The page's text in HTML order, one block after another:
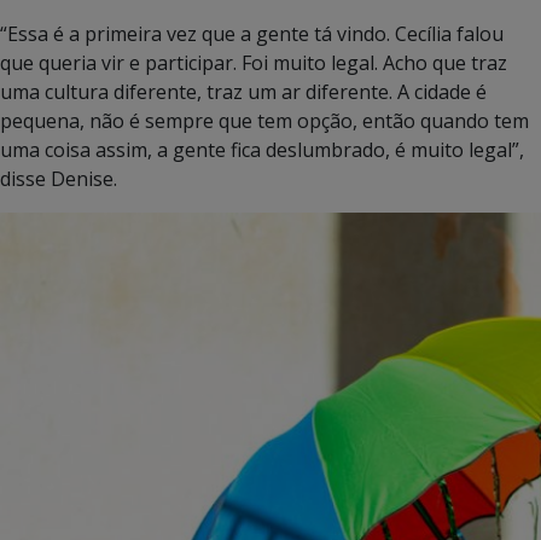
“Essa é a primeira vez que a gente tá vindo. Cecília falou
que queria vir e participar. Foi muito legal. Acho que traz
uma cultura diferente, traz um ar diferente. A cidade é
pequena, não é sempre que tem opção, então quando tem
uma coisa assim, a gente fica deslumbrado, é muito legal”,
disse Denise.